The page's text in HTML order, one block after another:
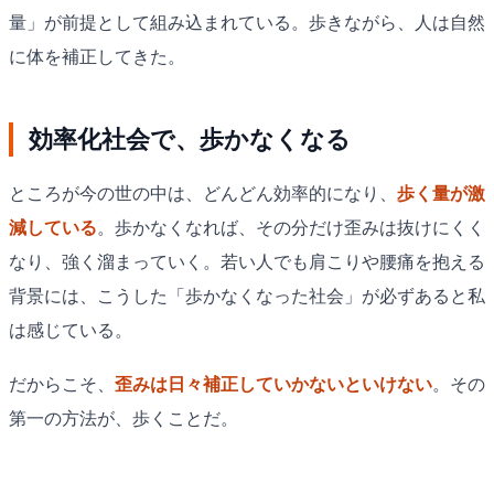
量」が前提として組み込まれている。歩きながら、人は自然
に体を補正してきた。
効率化社会で、歩かなくなる
ところが今の世の中は、どんどん効率的になり、 歩く量が激
減している。歩かなくなれば、その分だけ歪みは抜けにくく
なり、強く溜まっていく。若い人でも肩こりや腰痛を抱える
背景には、こうした「歩かなくなった社会」が必ずあると私
は感じている。
だからこそ、 歪みは日々補正していかないといけない。その
第一の方法が、歩くことだ。